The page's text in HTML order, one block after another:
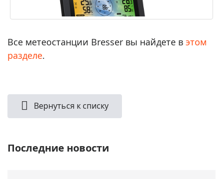
Все метеостанции Bresser вы найдете в этом
разделе.
Вернуться к списку
Последние новости